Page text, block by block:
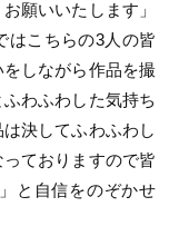
願いいたします」
はこちらの3人の皆
しながら作品を撮
わふわした気持ち
決してふわふわし
ておりますので皆
と自信をのぞかせ